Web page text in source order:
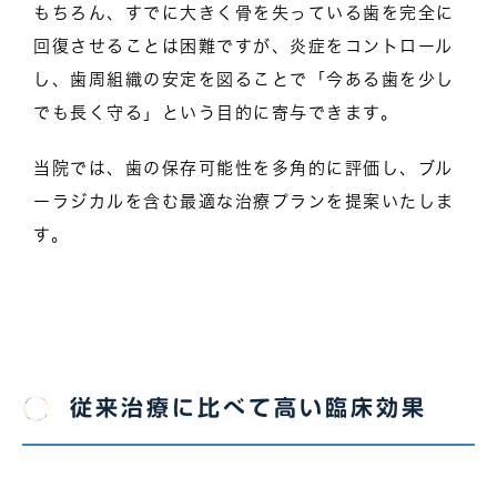
もちろん、すでに大きく骨を失っている歯を完全に
回復させることは困難ですが、炎症をコントロール
し、歯周組織の安定を図ることで「今ある歯を少し
でも長く守る」という目的に寄与できます。
当院では、歯の保存可能性を多角的に評価し、ブル
ーラジカルを含む最適な治療プランを提案いたしま
す。
従来治療に比べて高い臨床効果